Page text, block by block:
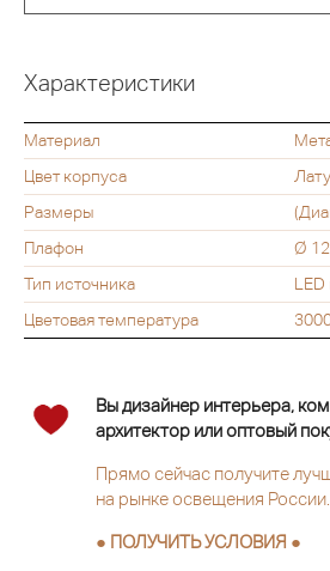
Характеристики
Материал
Цвет корпуса
Размеры
Плафон
Ø
Тип источника
LED
Цветовая температура
Вы дизайнер интерьера,
архитектор или оптовый
Прямо сейчас получите
на рынке освещения России.
● ПОЛУЧИТЬ УСЛОВИЯ ●